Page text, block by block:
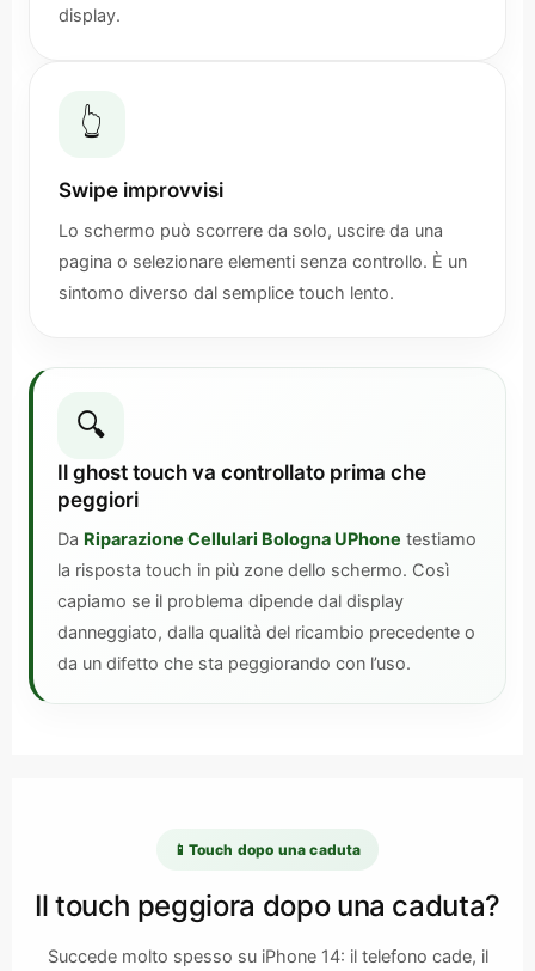
display.
👆
Swipe improvvisi
Lo schermo può scorrere da solo, uscire da una
pagina o selezionare elementi senza controllo. È un
sintomo diverso dal semplice touch lento.
🔍
Il ghost touch va controllato prima che
peggiori
Da Riparazione Cellulari Bologna UPhone testiamo
la risposta touch in più zone dello schermo. Così
capiamo se il problema dipende dal display
danneggiato, dalla qualità del ricambio precedente o
da un difetto che sta peggiorando con l’uso.
📱 Touch dopo una caduta
Il touch peggiora dopo una caduta?
Succede molto spesso su iPhone 14: il telefono cade, il